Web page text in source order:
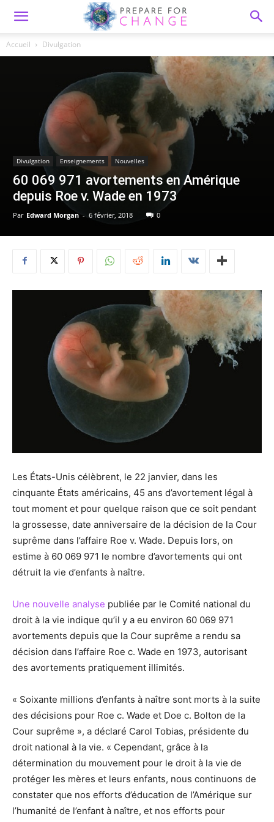
Accueil Divulgation
Divulgation Enseignements Nouvelles
60 069 971 avortements en Amérique
depuis Roe v. Wade en 1973
Par Edward Morgan - 6 février, 2018 0
Les États-Unis célèbrent, le 22 janvier, dans les
cinquante États américains, 45 ans d’avortement légal à
tout moment et pour quelque raison que ce soit pendant
la grossesse, date anniversaire de la décision de la Cour
suprême dans l’affaire Roe v. Wade. Depuis lors, on
estime à 60 069 971 le nombre d’avortements qui ont
détruit la vie d’enfants à naître.
Une nouvelle analyse publiée par le Comité national du
droit à la vie indique qu’il y a eu environ 60 069 971
avortements depuis que la Cour suprême a rendu sa
décision dans l’affaire Roe c. Wade en 1973, autorisant
des avortements pratiquement illimités.
« Soixante millions d’enfants à naître sont morts à la suite
des décisions pour Roe c. Wade et Doe c. Bolton de la
Cour suprême », a déclaré Carol Tobias, présidente du
droit national à la vie. « Cependant, grâce à la
détermination du mouvement pour le droit à la vie de
protéger les mères et leurs enfants, nous continuons de
constater que nos efforts d’éducation de l’Amérique sur
l’humanité de l’enfant à naître, et nos efforts pour